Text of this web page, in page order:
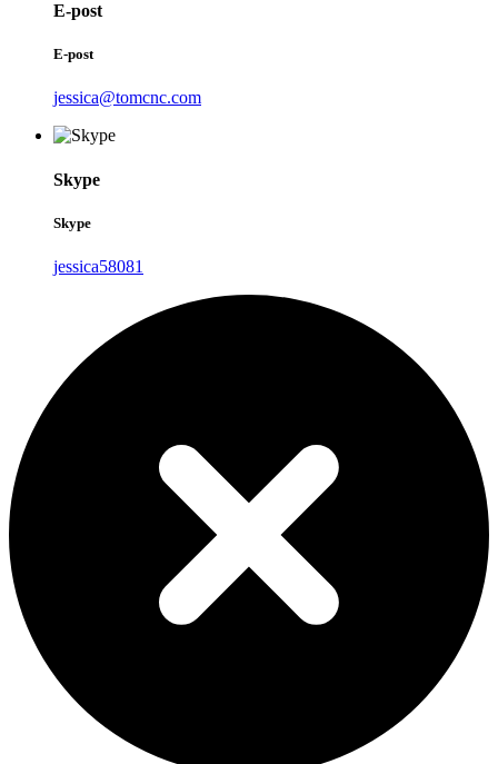
E-post
E-post
jessica@tomcnc.com
Skype
Skype
jessica58081